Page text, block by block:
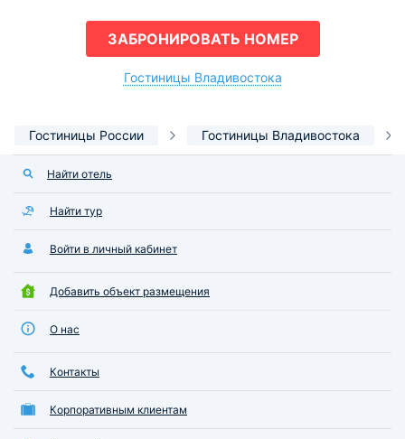
ЗАБРОНИРОВАТЬ НОМЕР
Гостиницы Владивостока
Гостиницы России Гостиницы Владивостока
Найти отель
Найти тур
Войти в личный кабинет
Добавить объект размещения
О нас
Контакты
Корпоративным клиентам